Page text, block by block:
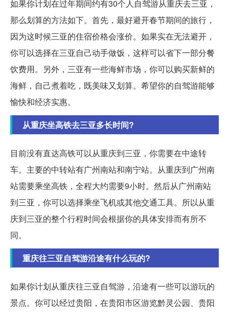
如果你计划在过年期间约有30个人自驾游从重庆去三亚，
那么划算的方法如下。首先，最好避开春节期间的旅行，
因为这时候三亚的住宿价格会涨价。如果实在无法避开，
你可以选择在三亚自己动手做饭，这样可以省下一部分餐
饮费用。另外，三亚有一些海鲜市场，你可以购买新鲜的
海鲜，自己煮着吃，既美味又划算。希望你的自驾游能够
愉快和经济实惠。
从重庆坐高铁去三亚多长时间?
目前没有直达高铁可以从重庆到三亚，你需要在中途转
车。主要的中转站有广州南站和南宁站。从重庆到广州南
站需要乘坐高铁，全程大约需要9小时。然后从广州南站
到三亚，你可以选择乘坐飞机或其他交通工具。所以从重
庆到三亚的整个行程时间会根据你的具体安排而有所不
同。
重庆往三亚自驾游沿途有什么玩的?
如果你计划从重庆往三亚自驾游，沿途有一些可以游玩的
景点。你可以经过贵阳，在贵阳市区游览黔灵公园、贵阳